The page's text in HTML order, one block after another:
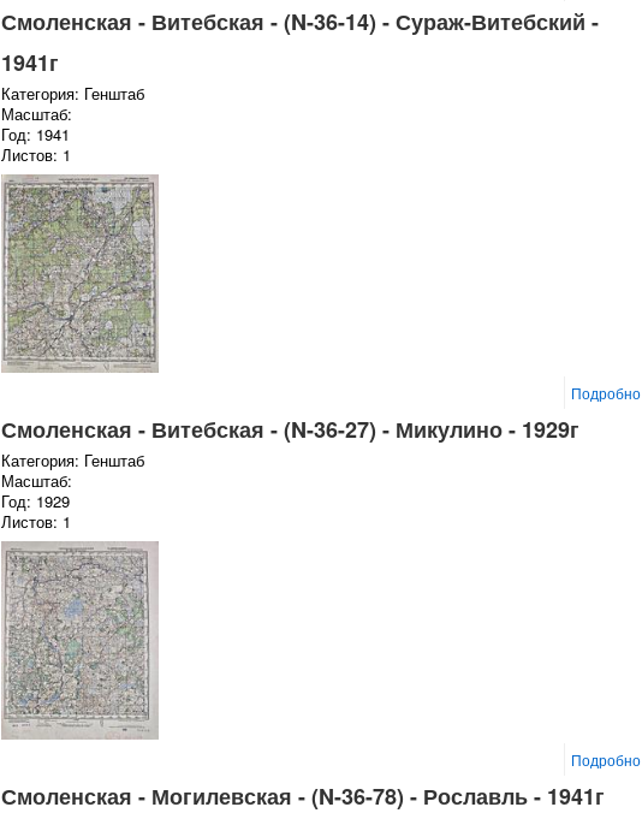
Смоленская - Витебская - (N-36-14) - Сураж-Витебский -
1941г
Категория: Генштаб
Масштаб:
Год: 1941
Листов: 1
Подробно
Смоленская - Витебская - (N-36-27) - Микулино - 1929г
Категория: Генштаб
Масштаб:
Год: 1929
Листов: 1
Подробно
Смоленская - Могилевская - (N-36-78) - Рославль - 1941г